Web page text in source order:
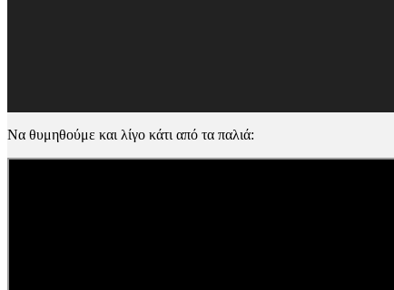
Να θυμηθούμε και λίγο κάτι από τα παλιά: